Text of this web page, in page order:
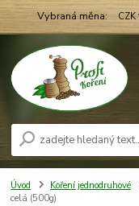
CZK
Úvod Koření jednodruhové
celá (500g)